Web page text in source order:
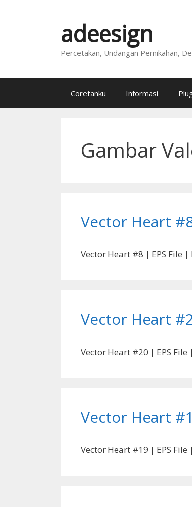
adeesign
Percetakan, Undangan Pernikahan,
Coretanku Informasi
Gambar
Vector Heart
Vector Heart #8 | EPS File
Vector Heart
Vector Heart #20 | EPS
Vector Heart
Vector Heart #19 | EPS